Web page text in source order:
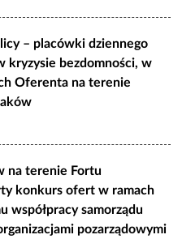
– placówki dziennego
kryzysie bezdomności, w
Oferenta na terenie
na terenie Fortu
konkurs ofert w ramach
współpracy samorządu
pozarządowymi